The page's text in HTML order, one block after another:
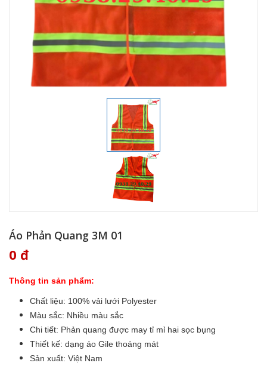
Áo Phản Quang 3M 01
0 đ
Thông tin sản phẩm:
Chất liệu: 100% vải lưới Polyester
Màu sắc: Nhiều màu sắc
Chi tiết: Phản quang được may tỉ mỉ hai sọc bụng
Thiết kế: dạng áo Gile thoáng mát
Sản xuất: Việt Nam